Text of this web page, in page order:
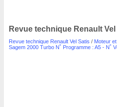
Revue technique Renault
Revue technique Renault Vel Satis / Moteur
Sagem 2000 Turbo N˚ Programme : A5 - N˚